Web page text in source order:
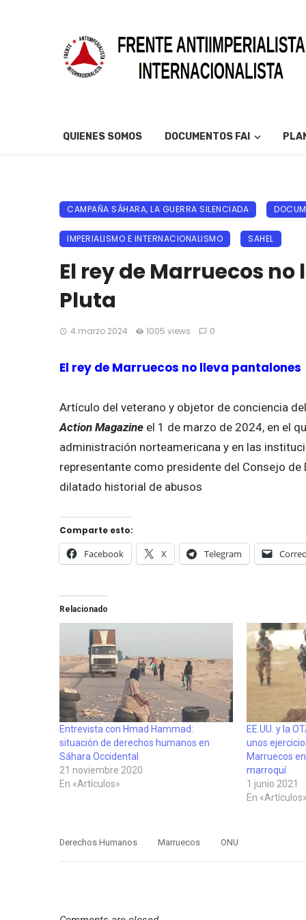
QUIENES SOMOS DOCUMENTOS FAI
CAMPAÑA SÁHARA, LA GUERRA SILENCIADA
IMPERIALISMO E INTERNACIONALISMO SAHEL
El rey de Marruecos
Pluta
4 marzo 2024 1005 views 0
El rey de Marruecos no lleva pantalones
Artículo del veterano y objetor de conciencia
Action Magazine el 1 de marzo de 2024, en el
administración norteamericana y en las
representante como presidente del Consejo de
dilatado historial de abusos
Comparte esto:
Facebook X Telegram
Relacionado
Entrevista con Hmad Hammad:
situación de derechos humanos en
Sáhara Occidental
21 noviembre 2020
En «Artículos»
EE.UU. y la
unos
Marruecos
marroquí
1 junio 2021
En «Artículos»
Derechos Humanos Marruecos ONU